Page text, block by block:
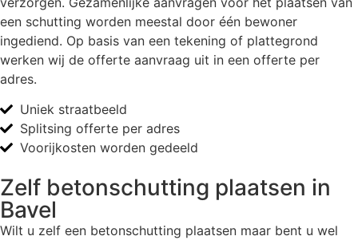
een schutting worden meestal door één bewoner
ingediend. Op basis van een tekening of plattegrond
werken wij de offerte aanvraag uit in een offerte per
adres.
Uniek straatbeeld
Splitsing offerte per adres
Voorijkosten worden gedeeld
Zelf betonschutting plaatsen in
Bavel
Wilt u zelf een betonschutting plaatsen maar bent u wel